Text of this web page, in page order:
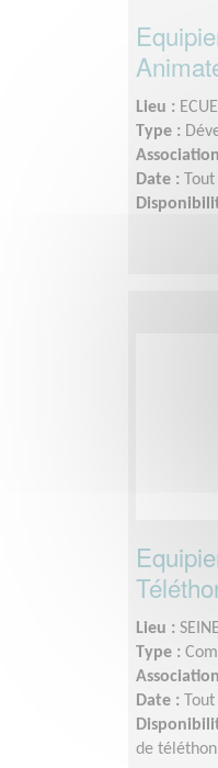
Lieu :
Type :
Date :
Lieu :
Type :
Date :
de téléthon